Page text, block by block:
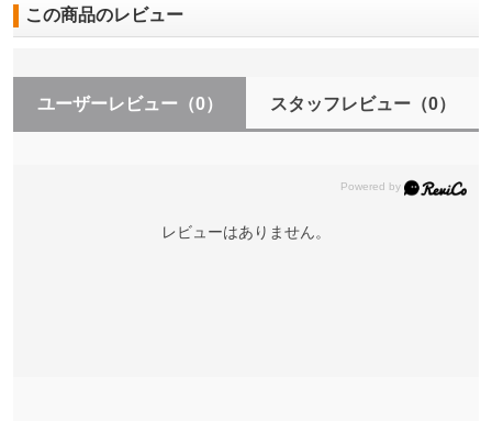
この商品のレビュー
ユーザーレビュー （0） スタッフレビュー（0）
レビューはありません。